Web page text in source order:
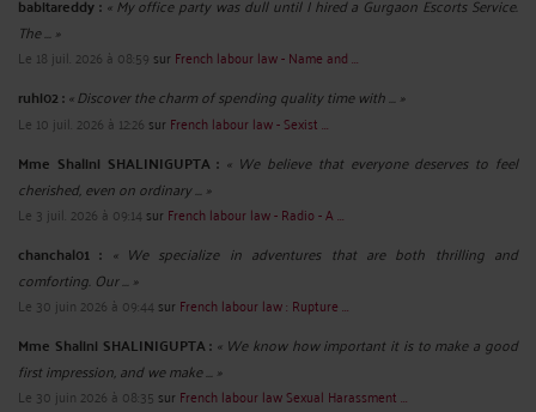
babitareddy : « My office party was dull until I hired a Gurgaon Escorts Service.
The ... »
Le 18 juil. 2026 à 08:59 sur French labour law - Name and ...
ruhi02 :« Discover the charm of spending quality time with ... »
Le 10 juil. 2026 à 12:26 sur French labour law - Sexist ...
Mme Shalini SHALINIGUPTA : « We believe that everyone deserves to feel
cherished, even on ordinary ... »
Le 3 juil. 2026 à 09:14 sur French labour law - Radio - A ...
chanchal01 : « We specialize in adventures that are both thrilling and
comforting. Our ... »
Le 30 juin 2026 à 09:44 sur French labour law : Rupture ...
Mme Shalini SHALINIGUPTA : « We know how important it is to make a good
first impression, and we make ... »
Le 30 juin 2026 à 08:35 sur French labour law Sexual Harassment ...